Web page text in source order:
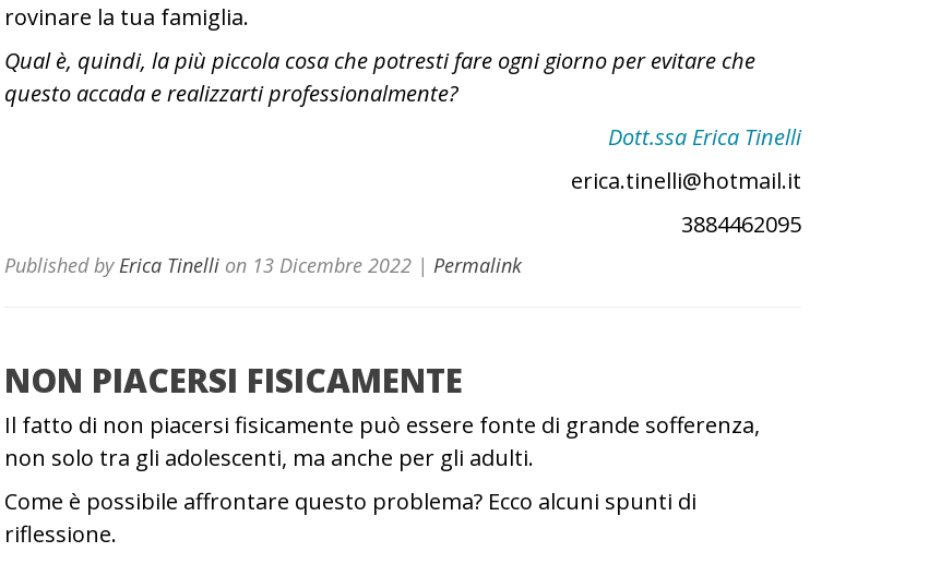
rovinare la tua famiglia.
Qual è, quindi, la più piccola cosa che potresti fare ogni giorno per evitare che
questo accada e realizzarti professionalmente?
Dott.ssa Erica Tinelli
erica.tinelli@hotmail.it
3884462095
Published byErica Tinelli on 13 Dicembre 2022 | Permalink
NON PIACERSI FISICAMENTE
Il fatto di non piacersi fisicamente può essere fonte di grande sofferenza,
non solo tra gli adolescenti, ma anche per gli adulti.
Come è possibile affrontare questo problema? Ecco alcuni spunti di
riflessione.